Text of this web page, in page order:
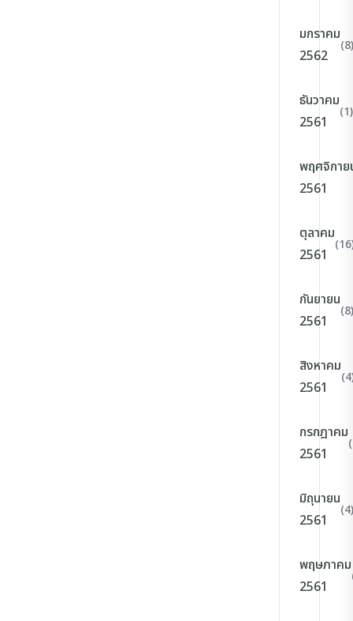
มกราคม
2562
(8)
ธันวาคม
2561
(1)
พฤศจิกาย
2561
ตุลาคม
2561
กันยายน
2561
(8)
สิงหาคม
2561
กรกฎาคม
2561
มิถุนายน
2561
(4)
พฤษภาคม
2561